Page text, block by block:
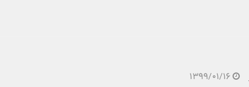
۱۳۹۹/۰۱/۱۶